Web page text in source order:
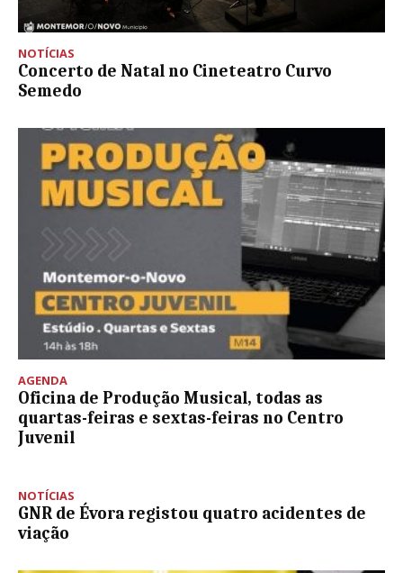
NOTÍCIAS
Concerto de Natal no Cineteatro Curvo
Semedo
AGENDA
Oficina de Produção Musical, todas as
quartas-feiras e sextas-feiras no Centro
Juvenil
NOTÍCIAS
GNR de Évora registou quatro acidentes de
viação